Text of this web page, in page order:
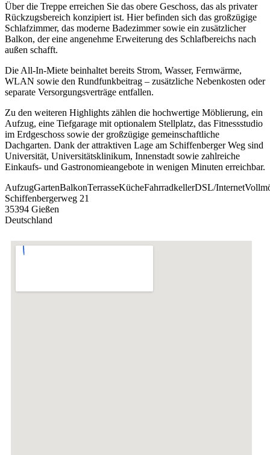
Über die Treppe erreichen Sie das obere Geschoss, das als privater
Rückzugsbereich konzipiert ist. Hier befinden sich das großzügige
Schlafzimmer, das moderne Badezimmer sowie ein zusätzlicher
Balkon, der eine angenehme Erweiterung des Schlafbereichs nach
außen schafft.
Die All-In-Miete beinhaltet bereits Strom, Wasser, Fernwärme,
WLAN sowie den Rundfunkbeitrag – zusätzliche Nebenkosten oder
separate Versorgungsverträge entfallen.
Zu den weiteren Highlights zählen die hochwertige Möblierung, ein
Aufzug, eine Tiefgarage mit optionalem Stellplatz, das Fitnessstudio
im Erdgeschoss sowie der großzügige gemeinschaftliche
Dachgarten. Dank der attraktiven Lage am Schiffenberger Weg sind
Universität, Universitätsklinikum, Innenstadt sowie zahlreiche
Einkaufs- und Gastronomieangebote in wenigen Minuten erreichbar.
AufzugGartenBalkonTerrasseKücheFahrradkellerDSL/Internet
Schiffenbergerweg 21
35394 Gießen
Deutschland